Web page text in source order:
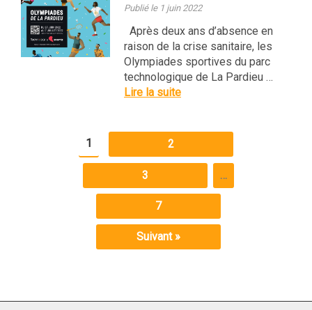
Publié le 1 juin 2022
Après deux ans d’absence en
raison de la crise sanitaire, les
Olympiades sportives du parc
technologique de La Pardieu …
Lire la suite
1 2
3 …
7
Suivant »